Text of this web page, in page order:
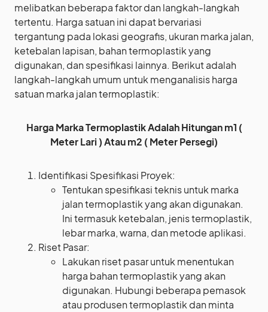
melibatkan beberapa faktor dan langkah-langkah
tertentu. Harga satuan ini dapat bervariasi
tergantung pada lokasi geografis, ukuran marka jalan,
ketebalan lapisan, bahan termoplastik yang
digunakan, dan spesifikasi lainnya. Berikut adalah
langkah-langkah umum untuk menganalisis harga
satuan marka jalan termoplastik:
Harga Marka Termoplastik Adalah Hitungan m1 (
Meter Lari ) Atau m2 ( Meter Persegi)
Identifikasi Spesifikasi Proyek:
Tentukan spesifikasi teknis untuk marka
jalan termoplastik yang akan digunakan.
Ini termasuk ketebalan, jenis termoplastik,
lebar marka, warna, dan metode aplikasi.
Riset Pasar:
Lakukan riset pasar untuk menentukan
harga bahan termoplastik yang akan
digunakan. Hubungi beberapa pemasok
atau produsen termoplastik dan minta